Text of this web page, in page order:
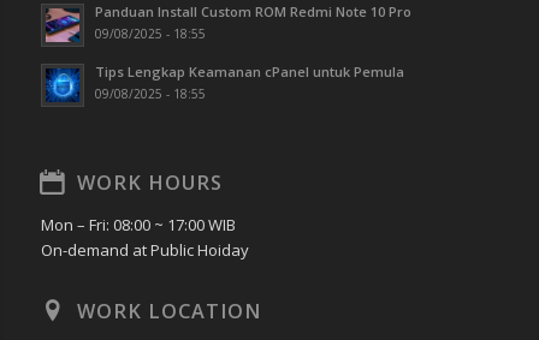
Panduan Install Custom ROM Redmi Note 10 Pro
09/08/2025 - 18:55
Tips Lengkap Keamanan cPanel untuk Pemula
09/08/2025 - 18:55
WORK HOURS
Mon – Fri: 08:00 ~ 17:00 WIB
On-demand at Public Hoiday
WORK LOCATION